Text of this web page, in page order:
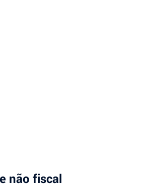
não fiscal